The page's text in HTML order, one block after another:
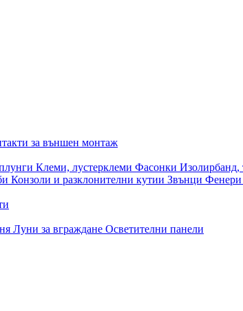
за външен монтаж
Клеми, лустерклеми Фасонки Изолирбанд,
Конзоли и разклонителни кутии Звънци Фенери
Луни за вграждане Осветителни панели